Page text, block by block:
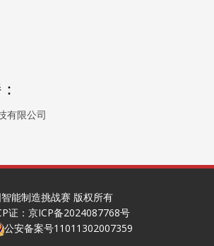
有限公司
能制造挑战赛 版权所有
证：京ICP备2024087768号
公安备案号11011302007359